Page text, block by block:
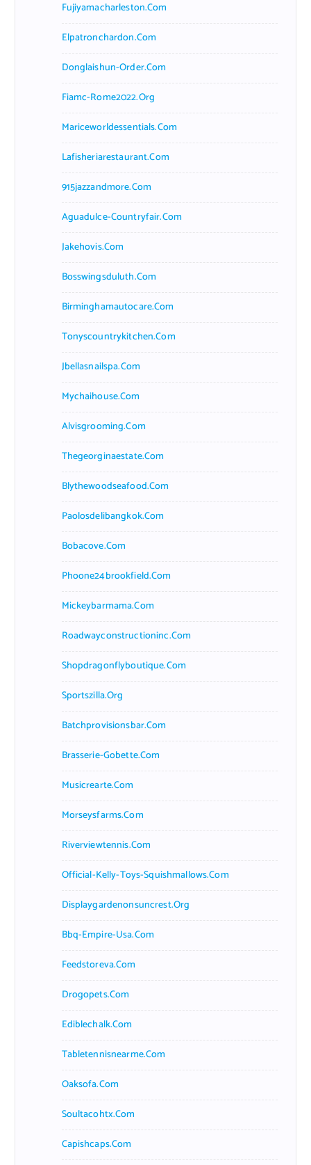
Fujiyamacharleston.com
Elpatronchardon.com
Donglaishun-Order.com
Fiamc-Rome2022.org
Mariceworldessentials.com
Lafisheriarestaurant.com
915jazzandmore.com
Aguadulce-Countryfair.com
Jakehovis.com
Bosswingsduluth.com
Birminghamautocare.com
Tonyscountrykitchen.com
Jbellasnailspa.com
Mychaihouse.com
Alvisgrooming.com
Thegeorginaestate.com
Blythewoodseafood.com
Paolosdelibangkok.com
Bobacove.com
Phoone24brookfield.com
Mickeybarmama.com
Roadwayconstructioninc.com
Shopdragonflyboutique.com
Sportszilla.org
Batchprovisionsbar.com
Brasserie-Gobette.com
Musicrearte.com
Morseysfarms.com
Riverviewtennis.com
Official-Kelly-Toys-Squishmallows.com
Displaygardenonsuncrest.org
Bbq-Empire-Usa.com
Feedstoreva.com
Drogopets.com
Ediblechalk.com
Tabletennisnearme.com
Oaksofa.com
Soultacohtx.com
Capishcaps.com